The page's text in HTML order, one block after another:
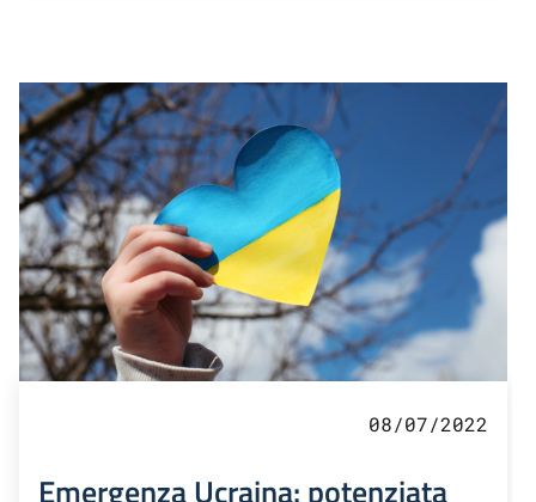
08/07/2022
Emergenza Ucraina: potenziata